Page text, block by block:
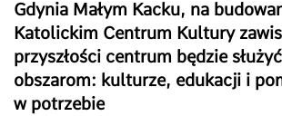
Gdynia Małym Kacku, na
Katolickim Centrum Kultury
przyszłości centrum będzie
obszarom: kulturze, edukacji i
w potrzebie